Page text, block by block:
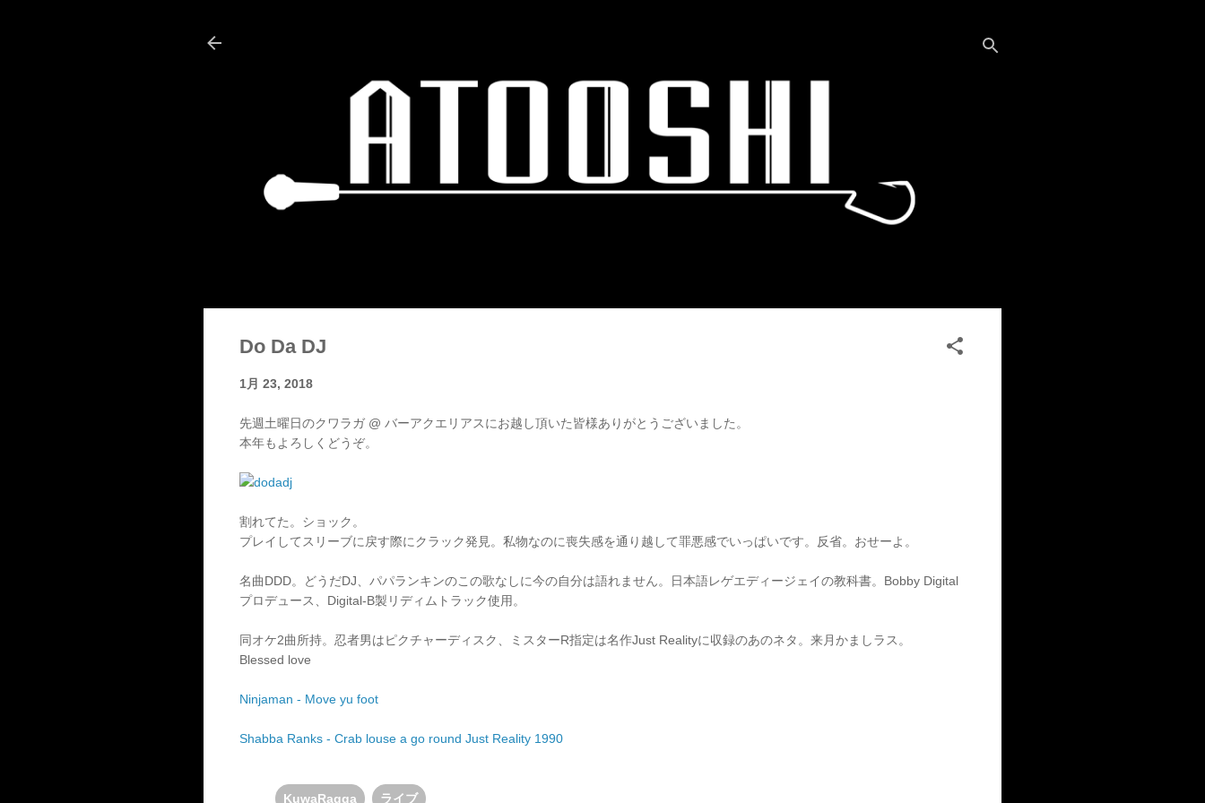
Do Da DJ
1月 23, 2018
先週土曜日のクワラガ @ バーアクエリアスにお越し頂いた皆様ありがとうございました。
本年もよろしくどうぞ。
割れてた。ショック。
プレイしてスリーブに戻す際にクラック発見。私物なのに喪失感を通り越して罪悪感でいっぱいです。反省。おせーよ。
名曲DDD。どうだDJ、パパランキンのこの歌なしに今の自分は語れません。日本語レゲエディージェイの教科書。Bobby Digital
プロデュース、Digital-B製 リディムトラック使用。
同オケ2曲所持。忍者男はピクチャーディスク、ミスターR指定は名作Just Realityに収録のあのネタ。来月かましラス。
Blessed love
Ninjaman - Move yu foot
Shabba Ranks - Crab louse a go round Just Reality 1990
KuwaRagga ライブ